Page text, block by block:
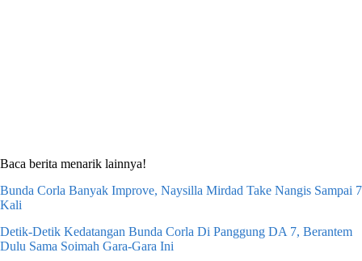
Baca berita menarik lainnya!
Bunda Corla Banyak Improve, Naysilla Mirdad Take Nangis Sampai 7
Kali
Detik-Detik Kedatangan Bunda Corla Di Panggung DA 7, Berantem
Dulu Sama Soimah Gara-Gara Ini